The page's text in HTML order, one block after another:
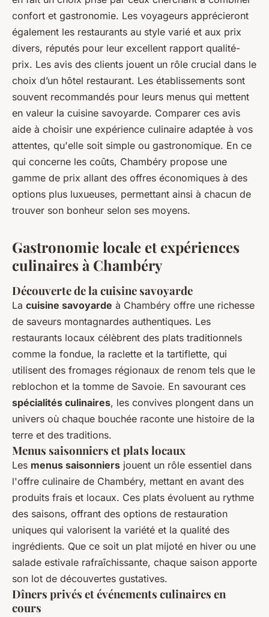
confort et gastronomie. Les voyageurs apprécieront
également les restaurants au style varié et aux prix
divers, réputés pour leur excellent rapport qualité-
prix. Les avis des clients jouent un rôle crucial dans le
choix d’un hôtel restaurant. Les établissements sont
souvent recommandés pour leurs menus qui mettent
en valeur la cuisine savoyarde. Comparer ces avis
aide à choisir une expérience culinaire adaptée à vos
attentes, qu'elle soit simple ou gastronomique. En ce
qui concerne les coûts, Chambéry propose une
gamme de prix allant des offres économiques à des
options plus luxueuses, permettant ainsi à chacun de
trouver son bonheur selon ses moyens.
Gastronomie locale et expériences
culinaires à Chambéry
Découverte de la cuisine savoyarde
La cuisine savoyarde à Chambéry offre une richesse
de saveurs montagnardes authentiques. Les
restaurants locaux célèbrent des plats traditionnels
comme la fondue, la raclette et la tartiflette, qui
utilisent des fromages régionaux de renom tels que le
reblochon et la tomme de Savoie. En savourant ces
spécialités culinaires, les convives plongent dans un
univers où chaque bouchée raconte une histoire de la
terre et des traditions.
Menus saisonniers et plats locaux
Les menus saisonniers jouent un rôle essentiel dans
l'offre culinaire de Chambéry, mettant en avant des
produits frais et locaux. Ces plats évoluent au rythme
des saisons, offrant des options de restauration
uniques qui valorisent la variété et la qualité des
ingrédients. Que ce soit un plat mijoté en hiver ou une
salade estivale rafraîchissante, chaque saison apporte
son lot de découvertes gustatives.
Dîners privés et événements culinaires en
cours